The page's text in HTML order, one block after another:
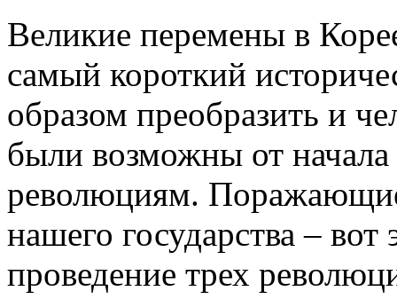
Великие перемены в
самый короткий
образом преобразить и
были возможны от начала
революциям.
нашего государства –
проведение трех